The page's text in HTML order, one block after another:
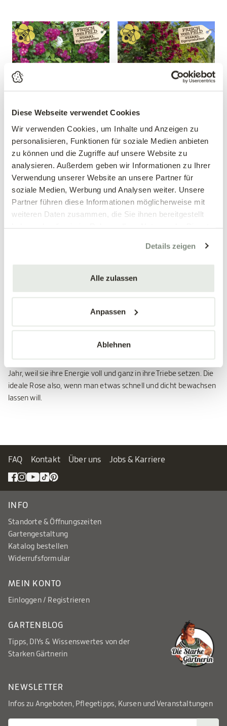
Diese Webseite verwendet Cookies
Wir verwenden Cookies, um Inhalte und Anzeigen zu
personalisieren, Funktionen für soziale Medien anbieten
zu können und die Zugriffe auf unsere Website zu
analysieren. Außerdem geben wir Informationen zu Ihrer
Verwendung unserer Website an unsere Partner für
soziale Medien, Werbung und Analysen weiter. Unsere
Partner führen diese Informationen möglicherweise mit
weiteren Daten zusammen, die Sie ihnen bereitgestellt
Details zeigen
Alle zulassen
Anpassen
Ablehnen
Ramblerrose 'Perennial
Blue'®
Rosa 'Perennial Blue'®
26,99 €
mehrere Varianten verfügbar!
Ramblerrose 'Perennial
Domino'®
Rosa 'Perennial Domino'®
26,99 €
mehrere Varianten verfügbar!
»
Ramblerrosen
Ramblerrosen sind besonders stark wüchsige Kletterrosen die
bis zu 30 Meter lang werden können. Im Unterschied zu den
zurückgeschnitten, da sie ihre Blütenansätze am zweijährigen
Holz tragen. Die meisten Ramblerrosen blühen nur einmal im
Jahr, weil sie ihre Energie voll und ganz in ihre Triebe setzen. Die
ideale Rose also, wenn man etwas schnell und dicht bewachsen
lassen will.
FAQ Kontakt Über uns Jobs & Karriere
INFO
Standorte & Öffnungszeiten
Gartengestaltung
Katalog bestellen
Widerrufsformular
MEIN KONTO
Einloggen / Registrieren
GARTENBLOG
Tipps, DIYs & Wissenswertes von der
Starken Gärtnerin
NEWSLETTER
Infos zu Angeboten, Pflegetipps, Kursen und Veranstaltungen